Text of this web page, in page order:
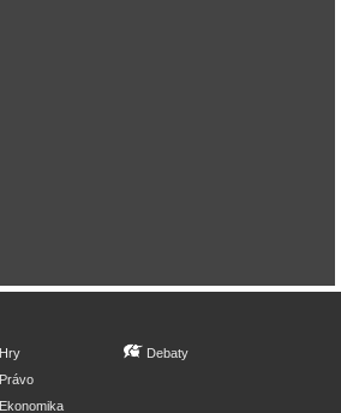
Hry
Právo
Ekonomika
Debaty